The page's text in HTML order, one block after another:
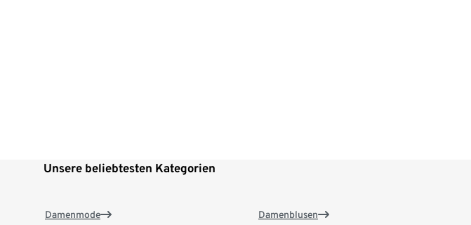
Unsere beliebtesten Kategorien
Damenmode Damenblusen